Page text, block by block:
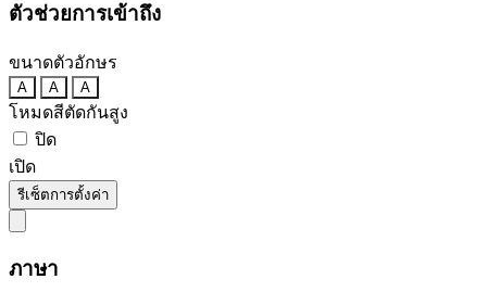
ตัวช่วยการเข้าถึง
ขนาดตัวอักษร
A A A
โหมดสีตัดกันสูง
ปิด
เปิด
รีเซ็ตการตั้งค่า
ภาษา